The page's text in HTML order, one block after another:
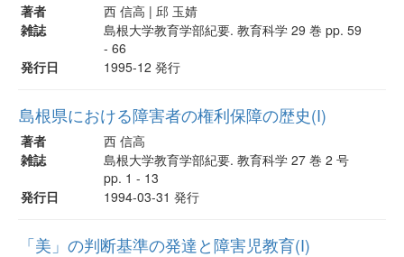
著者
西 信高 | 邱 玉婧
雑誌
島根大学教育学部紀要. 教育科学 29 巻 pp. 59
- 66
発行日
1995-12 発行
島根県における障害者の権利保障の歴史(I)
著者
西 信高
雑誌
島根大学教育学部紀要. 教育科学 27 巻 2 号
pp. 1 - 13
発行日
1994-03-31 発行
「美」の判断基準の発達と障害児教育(I)